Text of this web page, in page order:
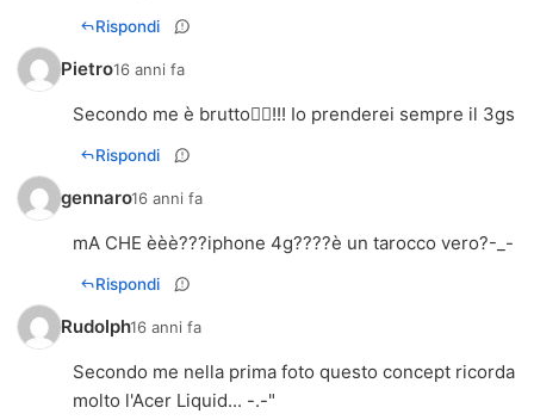
Rispondi
Pietro16 anni fa
Secondo me è brutto!!! Io prenderei sempre il 3gs
Rispondi
gennaro16 anni fa
mA CHE èèè???iphone 4g????è un tarocco vero?-_-
Rispondi
Rudolph16 anni fa
Secondo me nella prima foto questo concept ricorda
molto l'Acer Liquid... -.-"